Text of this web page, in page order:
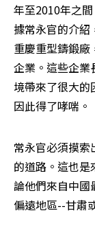
年至2010年之
據常永官的介紹
重慶重型鑄鍛
企業。這些企業
境帶來了很大的
因此得了哮喘。
常永官必須摸
的道路。這也
論他們來自中
偏遠地區--甘肅